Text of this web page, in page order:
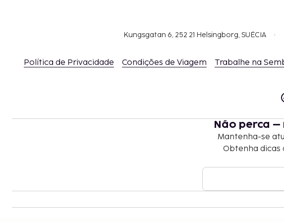
Kungsgatan 6, 252 21 Helsingborg, SUÉCIA
Política de Privacidade Condições de Viagem Trabalhe na
Não perca
Mantenha-se
Obtenha dicas